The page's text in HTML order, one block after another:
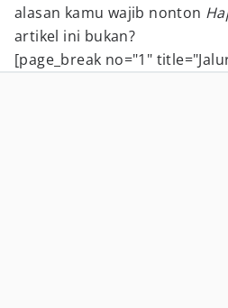
alasan kamu wajib nonton
artikel ini bukan?
[page_break no="1"